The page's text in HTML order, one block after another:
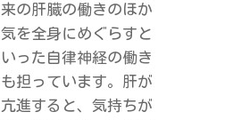
来の肝臓の働きのほか
気を全身にめぐらすと
いった自律神経の働き
も担っています。 肝が
亢進すると、気持ちが